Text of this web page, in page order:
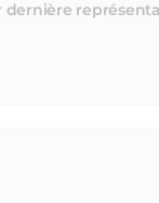
dernière